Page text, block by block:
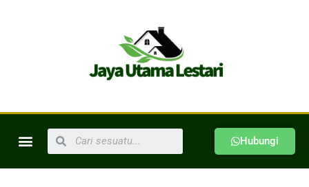
Hubungi